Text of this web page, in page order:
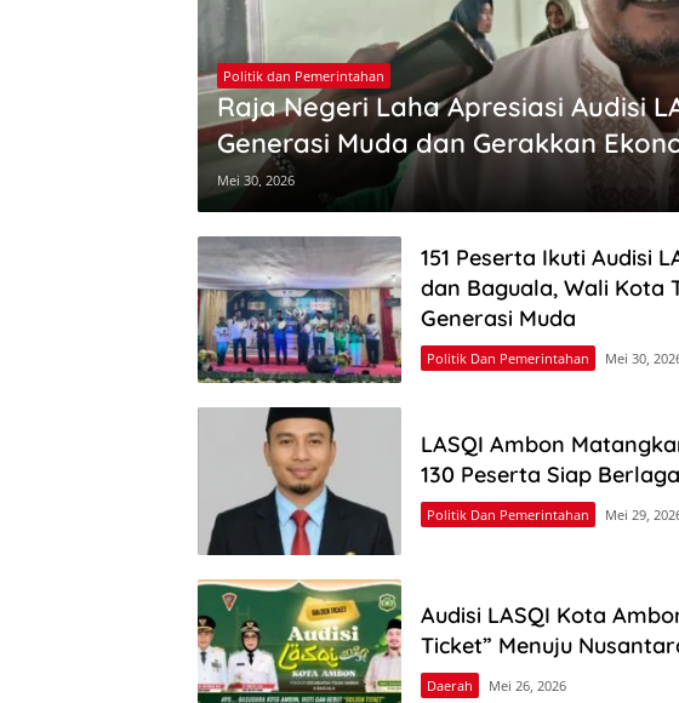
Politik dan Pemerintahan
Raja Negeri Laha Apresiasi Audisi
Generasi Muda dan Gerakkan
Mei 30, 2026
151 Peserta Ikuti Audisi
dan Baguala, Wali Kota
Generasi Muda
Politik Dan Pemerintahan Mei 30,
LASQI Ambon
130 Peserta Siap Berlaga
Politik Dan Pemerintahan Mei 29,
Audisi LASQI Kota
Ticket” Menuju
Daerah Mei 26, 2026